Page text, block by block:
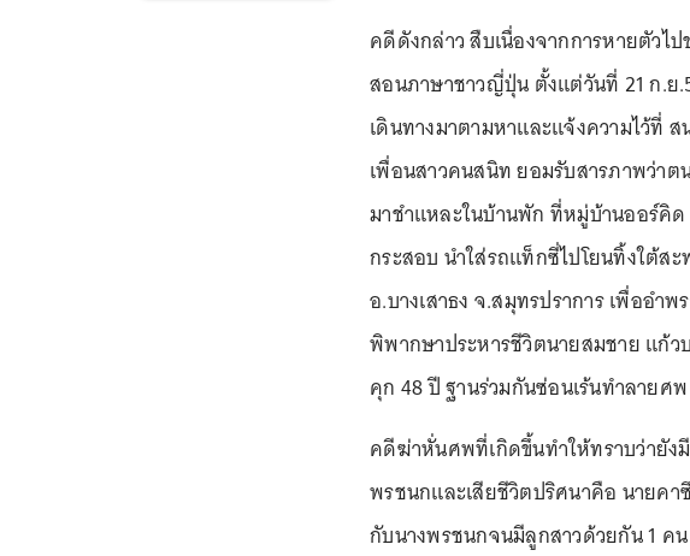
คดีดังกล่าว สืบเนื่องจากการหายตัวไ
สอนภาษาชาวญี่ปุ่น ตั้งแต่วันที่ 21 ก.ย
เดินทางมาตามหาและแจ้งความไว้ที่
เพื่อนสาวคนสนิท ยอมรับสารภาพว่า
มาชำแหละในบ้านพัก ที่หมู่บ้านออร์คิ
กระสอบ นำใส่รถแท็กซี่ไปโยนทิ้งใต้ส
อ.บางเสาธง จ.สมุทรปราการ เพื่ออำ
พิพากษาประหารชีวิตนายสมชาย แก้ว
คุก 48 ปี ฐานร่วมกันซ่อนเร้นทำลายศพ
คดีฆ่าหั่นศพที่เกิดขึ้นทำให้ทราบว่ายัง
พรชนกและเสียชีวิตปริศนาคือ นายค
กับนางพรชนกจนมีลูกสาวด้วยกัน 1